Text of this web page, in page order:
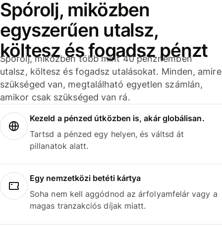
Spórolj, miközben
egyszerűen utalsz,
költesz és fogadsz pénzt
Spórolj, miközben több mint 40 pénznemben
utalsz, költesz és fogadsz utalásokat. Minden, amire
szükséged van, megtalálható egyetlen számlán,
amikor csak szükséged van rá.
Kezeld a pénzed útközben is, akár globálisan.
Tartsd a pénzed egy helyen, és váltsd át
pillanatok alatt.
Egy nemzetközi betéti kártya
Soha nem kell aggódnod az árfolyamfelár vagy a
magas tranzakciós díjak miatt.